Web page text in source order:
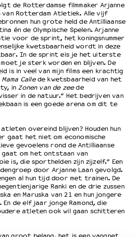
Onderwijs
de Rotterdamse filmmaker Arjanne
Rotterdam Atletiek. Alle vijf
hun grote held de Antilliaanse
én de Olympische Spelen. Arjanne
voor de sprint, het koningsnummer
kwetsbaarheid wordt in deze
In de sprint eis je het uiterste
je sterk worden en blijven. De
is in veel van mijn films een krachtig
Mama Callede kwetsbaarheid van het
in Zonen van de zeede
in de natuur.” Het bedrijven van
is een goede arena om dit te
overeind blijven? Houden hun
gaat het niet om economische
gevoelens rond de Antilliaanse
gaat om het ontstaan van
is, die sporthelden zijn zijzelf.” Een
door Arjanne Laan gevolgd.
al hun tijd door met trainen. De
Ranki en de drie zussen
en Maruska van 21 en hun jongere
En de elf jaar jonge Ramond, die
atleten ook wil gaan schitteren